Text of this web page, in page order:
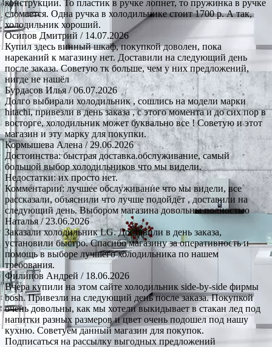
конструкции. То пластик в ручке лопнет, то пружинка в ручке
сломается. Одна ручка в холодильнике стоит 1700 р. А так,
холодильник хороший.
Осипов Дмитрий / 14.07.2026
Купил здесь винный шкаф, покупкой доволен, пока
нареканий к магазину нет. Доставили на следующий день
после заказа. Советую тк больше, чем у них предложений,
нигде не нашёл
Бурдасов Илья/ 06.07.2026
Долго выбирали холодильник , сошлись на модели марки
hitachi, привезли в день заказа , с этого момента и до сих пор в
восторге, холодильник может буквально все ! Советую и этот
магазин и эту марку для покупки.
Кормышева Алена/ 29.06.2026
Достоинства: быстрая доставка.обслуживание, самый
большой выбор холодильников что мы видели.
Недостатки: их просто нет.
Комментарии: лучшее обслуживание что мы видели, все
рассказали, объяснили что лучше подойдёт , доставили на
следующий день. Выбором магазина довольны полностью
Наталья/ 23.06.2026
Заказали холодильник LG. Доставили в день заказа,
установили быстро. Спасибо магазину за оперативность и
помощь в выборе лучшего холодильника по нашем
требования.
Филипов Андрей / 18.06.2026
Вчера купили на этом сайте холодильник side-by-side фирмы
bosh. Привезли на следующий день после заказа. Покупкой
очень довольны, как мы хотели выкидывает в стакан лед под
напитки разных размеров и цвет очень подошел под нашу
кухню. Советуем данный магазин для покупок.
Подписаться на рассылку выгодных предложений